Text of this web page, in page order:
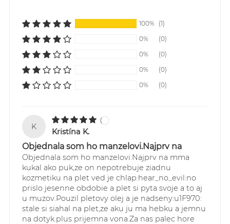
Tovar je doručovaný najneskôr do 48h od expedície.
Pri položkách, kde je uvedená dlhšia doba dodania
resp. tovar na objednávku, expedujeme objednaný
tovar najneskôr do 10 prac. dní od objednania resp.
od prijatia platby.
Cenník dopravy :
ZADARMO
2. Kuriér GLS Slovensko - pre všetky objednávky do
3. Kuriér GLS Česká Republika - pre všetky
objednávky do 60,00 EUR doručované do Čiech -
5,90 EUR
Sledovanie Vašich zásielok je možné
prostredníctvom webstránky:
https://online.gls-slovakia.sk/index.php
100%
(1)
0%
(0)
0%
(0)
0%
(0)
0%
(0)
K
Kristína K.
Objednala som ho manzelovi.Najprv na
Objednala som ho manzelovi.Najprv na mma
kukal ako puk,ze on nepotrebuje ziadnu
kozmetiku na plet ved je chlap:hear_no_evil:no
prislo jesenne obdobie a plet si pyta svoje a to aj
u muzov.Pouzil pletovy olej a je nadseny:u1F970:
stale si siahal na plet,ze aku ju ma hebku a jemnu
na dotyk.plus prijemna vona.Za nas palec hore